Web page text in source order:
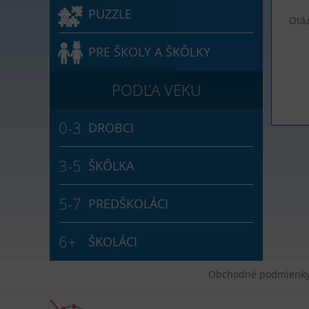
PUZZLE
PRE ŠKOLY A ŠKÔLKY
DROBCI
ŠKÔLKA
PREDŠKOLÁCI
ŠKOLÁCI
Obchodné